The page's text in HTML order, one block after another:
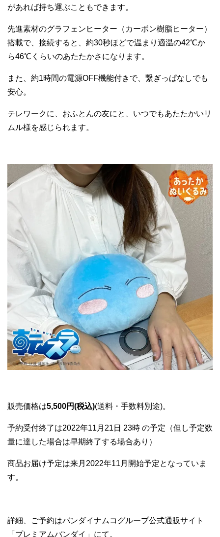
があれば持ち運ぶこともできます。
先進素材のグラフェンヒーター（カーボン樹脂ヒーター）
搭載で、接続すると、約30秒ほどで温まり適温の42℃か
ら46℃くらいのあたたかさになります。
また、約1時間の電源OFF機能付きで、繋ぎっぱなしでも
安心。
テレワークに、おふとんの友にと、いつでもあたたかいリ
ムル様を感じられます。
販売価格は5,500円(税込)(送料・手数料別途)。
予約受付終了は2022年11月21日 23時 の予定（但し予定数
量に達した場合は早期終了する場合あり）
商品お届け予定は来月2022年11月開始予定となっていま
す。
詳細、ご予約はバンダイナムコグループ公式通販サイト
「プレミアムバンダイ」にて。